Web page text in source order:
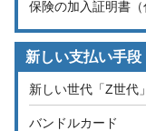
保険の加入証明書
新しい支払い手
新しい世代「Z世代
バンドルカード